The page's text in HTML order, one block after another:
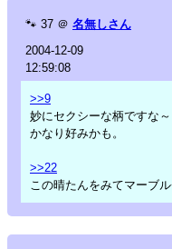
🐾 37 ＠ 名無しさん
2004-12-09
12:59:08
>>9
妙にセクシーな柄ですな～
かなり好みかも。
>>22
この晴たんをみてマーブ